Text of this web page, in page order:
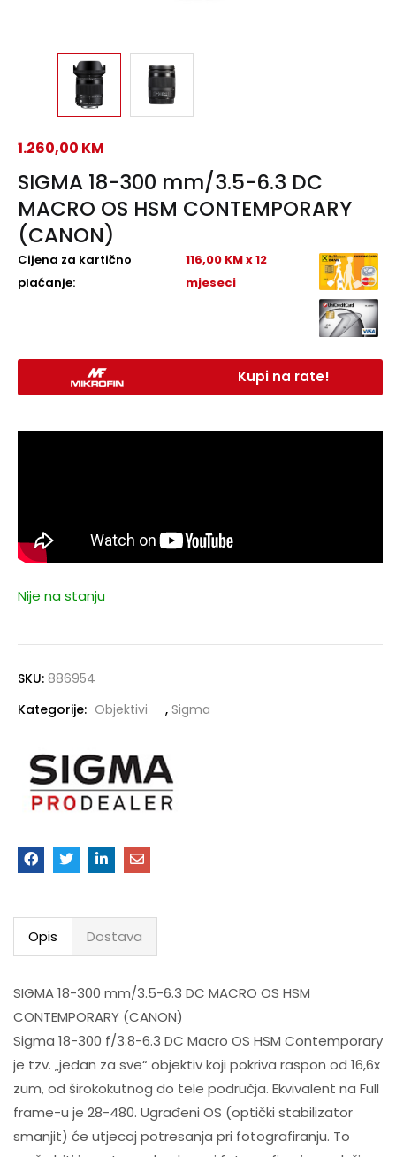
SIGMA 18-300 mm/3.5-6.3 DC
MACRO OS HSM CONTEMPORARY
(CANON)
1.260,00 KM
Cijena za kartično
plaćanje:
116,00 KM x 12
mjeseci
Kupi na rate!
Nije na stanju
SKU: 886954
Kategorije: Objektivi , Sigma
Opis Dostava
SIGMA 18-300 mm/3.5-6.3 DC MACRO OS HSM
CONTEMPORARY (CANON)
Sigma 18-300 f/3.8-6.3 DC Macro OS HSM Contemporary
je tzv. „jedan za sve“ objektiv koji pokriva raspon od 16,6x
zum, od širokokutnog do tele područja. Ekvivalent na Full
frame-u je 28-480. Ugrađeni OS (optički stabilizator
smanjit) će utjecaj potresanja pri fotografiranju. To